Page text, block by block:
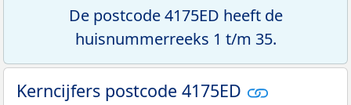
De postcode 4175ED heeft de
huisnummerreeks 1 t/m 35.
Kerncijfers postcode 4175ED